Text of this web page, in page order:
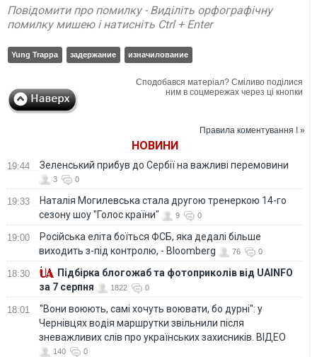
Повідомити про помилку - Виділіть орфографічну
помилку мишею і натисніть Ctrl + Enter
Yung Trappa задержание изначилование
Сподобався матеріал? Сміливо поділися
ним в соцмережах через ці кнопки
Правила коментування ! »
НОВИНИ
19:44 Зеленський прибув до Сербії на важливі перемовини
3 0
19:33
Наталія Могилевська стала другою тренеркою 14-го
сезону шоу "Голос країни"
9 0
19:00
Російська еліта боїться ФСБ, яка дедалі більше
виходить з-під контролю, - Bloomberg
76 0
18:30
Підбірка блогожаб та фотоприколів від UAINFO
за 7 серпня
1822 0
18:01
"Вони воюють, самі хочуть воювати, бо дурні": у
Чернівцях водія маршрутки звільнили після
зневажливих слів про українських захисників. ВІДЕО
140 0